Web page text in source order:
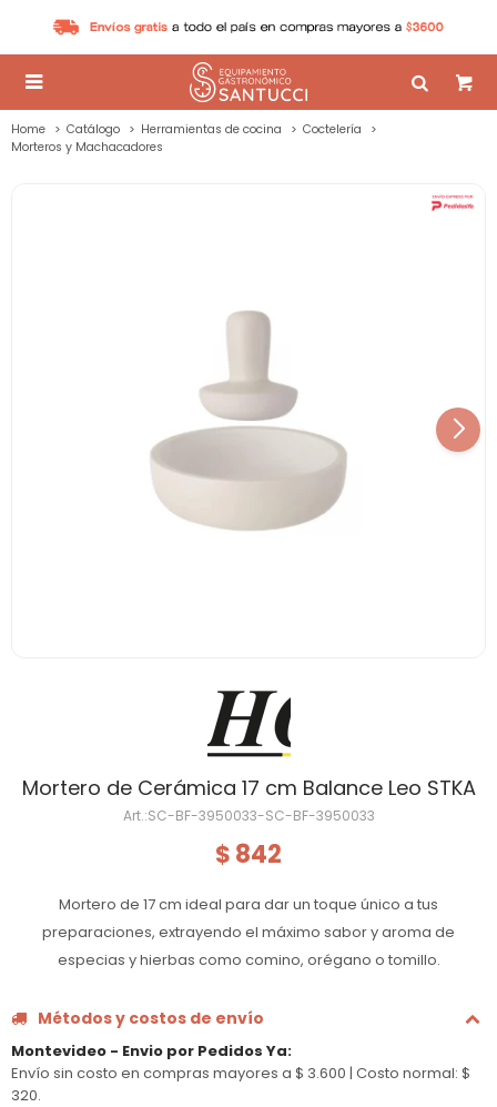

Home Catálogo Herramientas de cocina
Coctelería
Morteros y Machacadores
Mortero de Cerámica 17 cm Balance Leo STKA
SC-BF-3950033-SC-BF-3950033
$ 842
Mortero de 17 cm ideal para dar un toque único a tus
preparaciones, extrayendo el máximo sabor y aroma de
especias y hierbas como comino, orégano o tomillo.
Métodos y costos de envío
Montevideo - Envio por Pedidos Ya:
Envío sin costo en compras mayores a $ 3.600 | Costo normal: $
320.